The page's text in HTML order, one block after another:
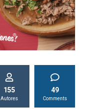
155
Autores
49
Comments